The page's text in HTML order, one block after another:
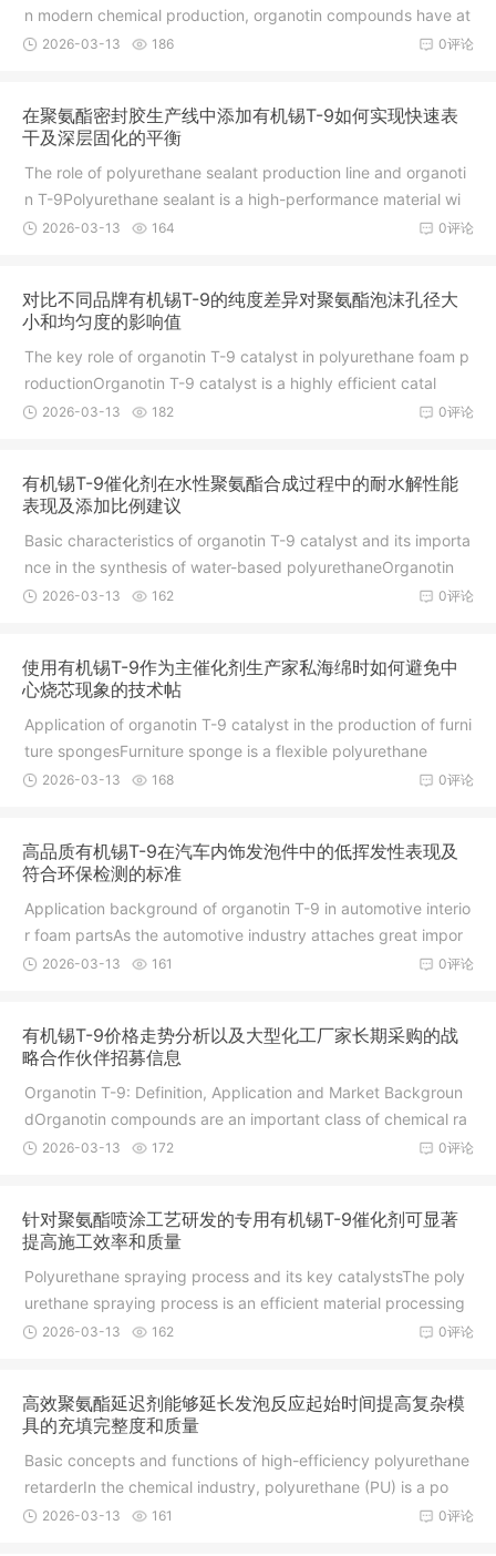
n modern chemical production, organotin compounds have at
t
0评论
2026-03-13 186
在聚氨酯密封胶生产线中添加有机锡T-9如何实现快速表
干及深层固化的平衡
The role of polyurethane sealant production line and organoti
n T-9Polyurethane sealant is a high-performance material wi
0评论
2026-03-13 164
对比不同品牌有机锡T-9的纯度差异对聚氨酯泡沫孔径大
小和均匀度的影响值
The key role of organotin T-9 catalyst in polyurethane foam p
roductionOrganotin T-9 catalyst is a highly efficient catal
0评论
2026-03-13 182
有机锡T-9催化剂在水性聚氨酯合成过程中的耐水解性能
表现及添加比例建议
Basic characteristics of organotin T-9 catalyst and its importa
nce in the synthesis of water-based polyurethaneOrganotin
0评论
2026-03-13 162
使用有机锡T-9作为主催化剂生产家私海绵时如何避免中
心烧芯现象的技术帖
Application of organotin T-9 catalyst in the production of furni
ture spongesFurniture sponge is a flexible polyurethane
0评论
2026-03-13 168
高品质有机锡T-9在汽车内饰发泡件中的低挥发性表现及
符合环保检测的标准
Application background of organotin T-9 in automotive interio
r foam partsAs the automotive industry attaches great impor
0评论
2026-03-13 161
有机锡T-9价格走势分析以及大型化工厂家长期采购的战
略合作伙伴招募信息
Organotin T-9: Definition, Application and Market Backgroun
dOrganotin compounds are an important class of chemical ra
w m
0评论
2026-03-13 172
针对聚氨酯喷涂工艺研发的专用有机锡T-9催化剂可显著
提高施工效率和质量
Polyurethane spraying process and its key catalystsThe poly
urethane spraying process is an efficient material processing
0评论
2026-03-13 162
高效聚氨酯延迟剂能够延长发泡反应起始时间提高复杂模
具的充填完整度和质量
Basic concepts and functions of high-efficiency polyurethane
retarderIn the chemical industry, polyurethane (PU) is a po
0评论
2026-03-13 161